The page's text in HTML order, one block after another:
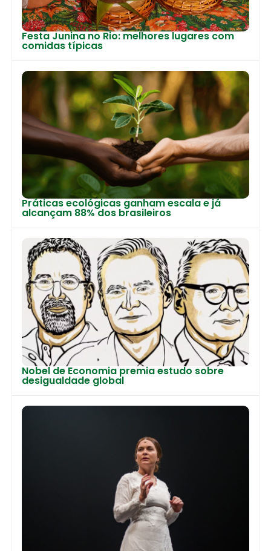
Festa Junina no Rio: melhores lugares com
comidas típicas
Práticas ecológicas ganham escala e já
alcançam 88% dos brasileiros
Nobel de Economia premia estudo sobre
desigualdade global